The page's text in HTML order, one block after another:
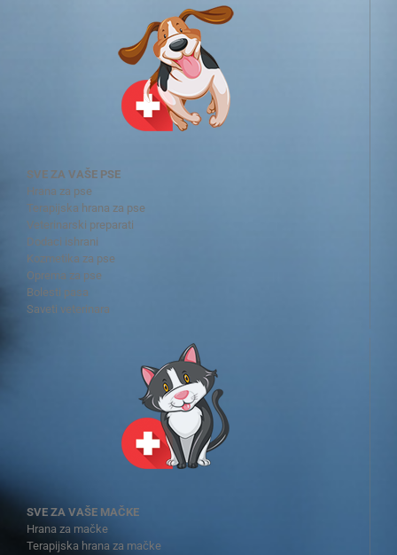
SVE ZA VAŠE PSE
Hrana za pse
Terapijska hrana za pse
Veterinarski preparati
Dodaci ishrani
Kozmetika za pse
Oprema za pse
Bolesti pasa
Saveti veterinara
SVE ZA VAŠE MAČKE
Hrana za mačke
Terapijska hrana za mačke